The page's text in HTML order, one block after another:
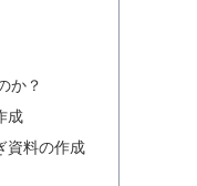
か？
成
資料の作成